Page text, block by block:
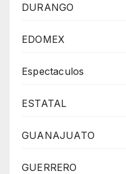
DURANGO
EDOMEX
Espectaculos
ESTATAL
GUANAJUATO
GUERRERO